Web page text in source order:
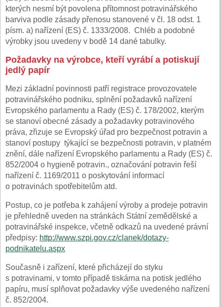
kterých nesmí být povolena přítomnost potravinářského
barviva podle zásady přenosu stanovené v čl. 18 odst. 1
písm. a) nařízení (ES) č. 1333/2008. Chléb a podobné
výrobky jsou uvedeny v bodě 14 dané tabulky.
Požadavky na výrobce, kteří vyrábí a potiskují
jedlý papír
Mezi základní povinnosti patří registrace provozovatele
potravinářského podniku, splnění požadavků nařízení
Evropského parlamentu a Rady (ES) č. 178/2002, kterým
se stanoví obecné zásady a požadavky potravinového
práva, zřizuje se Evropský úřad pro bezpečnost potravin a
stanoví postupy týkající se bezpečnosti potravin, v platném
znění, dále nařízení Evropského parlamentu a Rady (ES) č.
852/2004 o hygieně potravin., označování potravin řeší
nařízení č. 1169/2011 o poskytování informací
o potravinách spotřebitelům atd.
Postup, co je potřeba k zahájení výroby a prodeje potravin
je přehledně uveden na stránkách Státní zemědělské a
potravinářské inspekce, včetně odkazů na uvedené právní
předpisy: http://www.szpi.gov.cz/clanek/dotazy-
podnikatelu.aspx
Současně i zařízení, které přicházejí do styku
s potravinami, v tomto případě tiskárna na potisk jedlého
papíru, musí splňovat požadavky výše uvedeného nařízení
č. 852/2004.